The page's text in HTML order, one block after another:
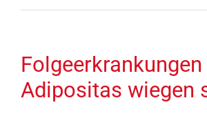
Folgeerkrankungen
Adipositas wiegen